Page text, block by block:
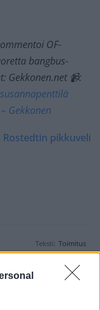
OF-
bangbus-
Gekkonen.net 📹:
Gekkonen
Rostedtin pikkuveli
Teksti: Toimitus